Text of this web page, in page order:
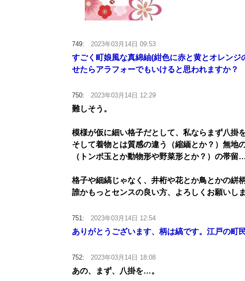
749: 2023年03月14日 09:53
すごく町娘風な真綿紬(紺色に赤と黄とオレン
せたらアラフォーでもいけると思われますか？
750: 2023年03月14日 12:29
難しそう。
模様が仮に細い格子だとして、私ならまず八掛
そして着物とは質感の違う（縮緬とか？）無
（トンボ玉とか動物形や野菜形とか？）の帯留
格子や細縞じゃなく、井桁や花とか鳥とかの絣
誰かもっとセンスの良い方、よろしくお願いし
751: 2023年03月14日 12:54
ありがとうございます、柄は縞です。江戸の町
752: 2023年03月14日 18:08
あの、まず、八掛を…。